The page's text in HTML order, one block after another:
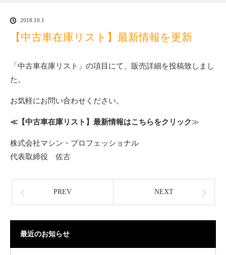
2018.10.1
【中古車在庫リスト】最新情報を更新
「中古車在庫リスト」の項目にて、販売詳細を投稿致しまし
た。
お気軽にお問い合わせください。
≪【中古車在庫リスト】最新情報はこちらをクリック≫
株式会社マシン・プロフェッショナル
代表取締役 佐古
PREV NEXT
最近のお知らせ